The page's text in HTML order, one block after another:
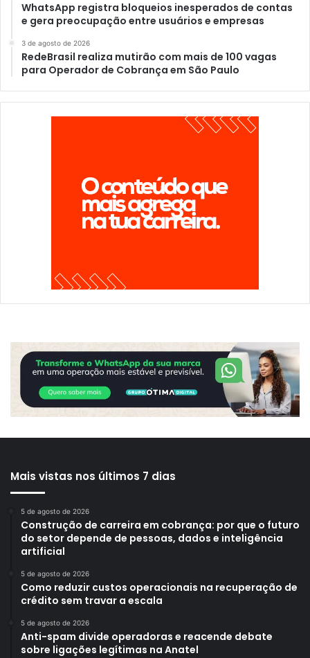
WhatsApp registra bloqueios inesperados de contas
e gera preocupação entre usuários e empresas
3 de agosto de 2026
RedeBrasil realiza mutirão com mais de 100 vagas
para Operador de Cobrança em São Paulo
Mais vistas nos últimos 7 dias
5 de agosto de 2026
Construção de carreira em cobrança: por que o futuro
do setor depende de pessoas, dados e inteligência
artificial
5 de agosto de 2026
Como reduzir custos operacionais na recuperação de
crédito sem travar a escala
5 de agosto de 2026
Anti-spam divide operadoras e reacende debate
sobre ligações legítimas na Anatel